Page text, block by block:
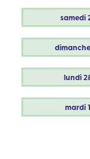
samedi
dimanche
lundi
mardi1